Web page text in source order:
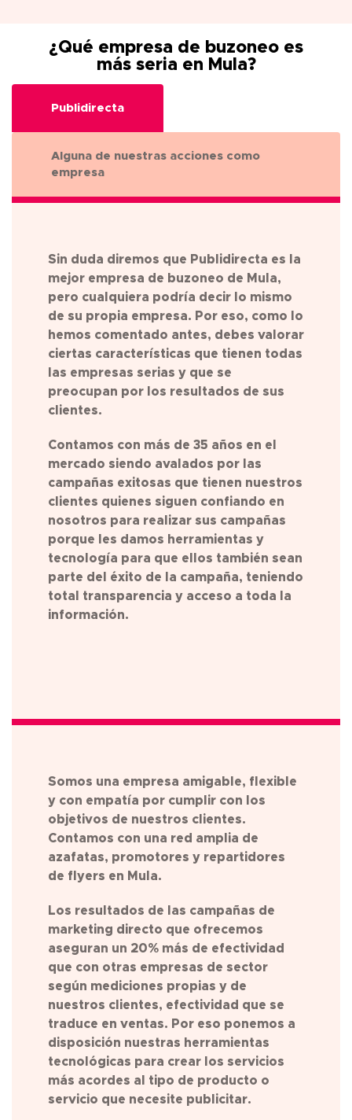
¿Qué empresa de buzoneo es
más seria en Mula?
Publidirecta
Alguna de nuestras acciones como
empresa
Sin duda diremos que Publidirecta es la
mejor empresa de buzoneo de Mula,
pero cualquiera podría decir lo mismo
de su propia empresa. Por eso, como lo
hemos comentado antes, debes valorar
ciertas características que tienen todas
las empresas serias y que se
preocupan por los resultados de sus
clientes.
Contamos con más de 35 años en el
mercado siendo avalados por las
campañas exitosas que tienen nuestros
clientes quienes siguen confiando en
nosotros para realizar sus campañas
porque les damos herramientas y
tecnología para que ellos también sean
parte del éxito de la campaña, teniendo
total transparencia y acceso a toda la
información.
Somos una empresa amigable, flexible
y con empatía por cumplir con los
objetivos de nuestros clientes.
Contamos con una red amplia de
azafatas, promotores y repartidores
de flyers en Mula.
Los resultados de las campañas de
marketing directo que ofrecemos
aseguran un 20% más de efectividad
que con otras empresas de sector
según mediciones propias y de
nuestros clientes, efectividad que se
traduce en ventas. Por eso ponemos a
disposición nuestras herramientas
tecnológicas para crear los servicios
más acordes al tipo de producto o
servicio que necesite publicitar.